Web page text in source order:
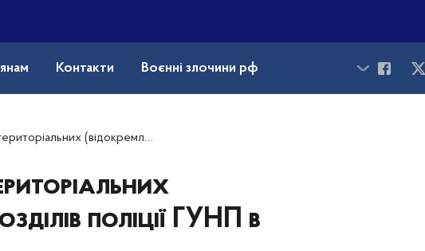
Контакти Воєнні злочини рф
підрозділів поліції ГУНП в Черкаській області
поліції ГУНП в